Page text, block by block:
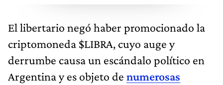
El libertario negó haber promocionado la
criptomoneda $LIBRA, cuyo auge y
derrumbe causa un escándalo político en
Argentina y es objeto de numerosas